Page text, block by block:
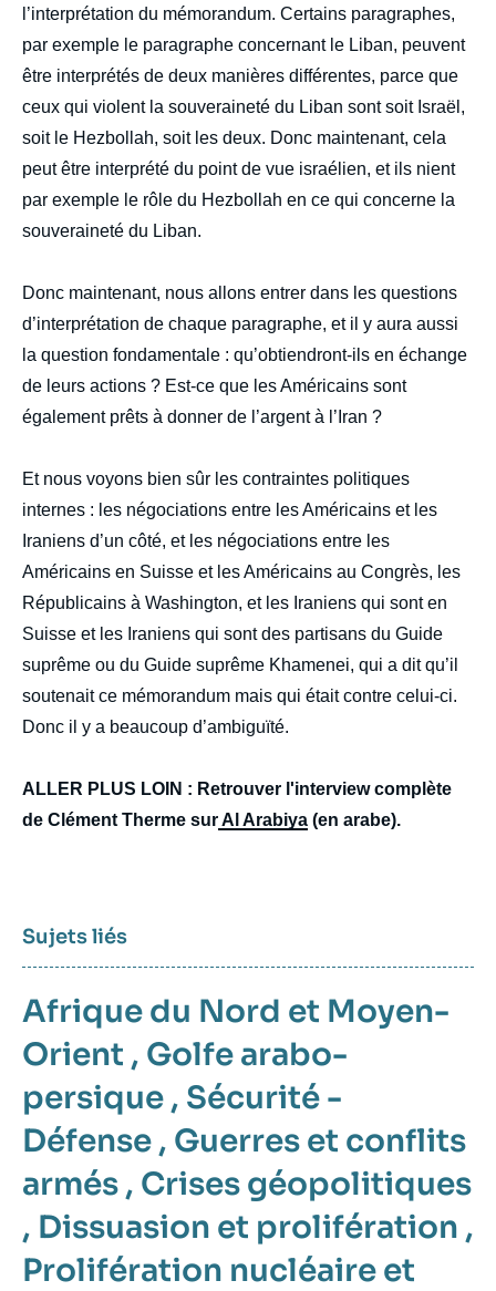
l’interprétation du mémorandum. Certains paragraphes,
par exemple le paragraphe concernant le Liban, peuvent
être interprétés de deux manières différentes, parce que
ceux qui violent la souveraineté du Liban sont soit Israël,
soit le Hezbollah, soit les deux. Donc maintenant, cela
peut être interprété du point de vue israélien, et ils nient
par exemple le rôle du Hezbollah en ce qui concerne la
souveraineté du Liban.
Donc maintenant, nous allons entrer dans les questions
d’interprétation de chaque paragraphe, et il y aura aussi
la question fondamentale : qu’obtiendront-ils en échange
de leurs actions ? Est-ce que les Américains sont
également prêts à donner de l’argent à l’Iran ?
Et nous voyons bien sûr les contraintes politiques
internes : les négociations entre les Américains et les
Iraniens d’un côté, et les négociations entre les
Américains en Suisse et les Américains au Congrès, les
Républicains à Washington, et les Iraniens qui sont en
Suisse et les Iraniens qui sont des partisans du Guide
suprême ou du Guide suprême Khamenei, qui a dit qu’il
soutenait ce mémorandum mais qui était contre celui-ci.
Donc il y a beaucoup d’ambiguïté.
ALLER PLUS LOIN : Retrouver l'interview complète
de Clément Therme surAl Arabiya (en arabe).
Sujets liés
Afrique du Nord et Moyen-
Orient , Golfe arabo-
persique , Sécurité -
Défense , Guerres et conflits
armés , Crises géopolitiques
, Dissuasion et prolifération ,
Prolifération nucléaire et